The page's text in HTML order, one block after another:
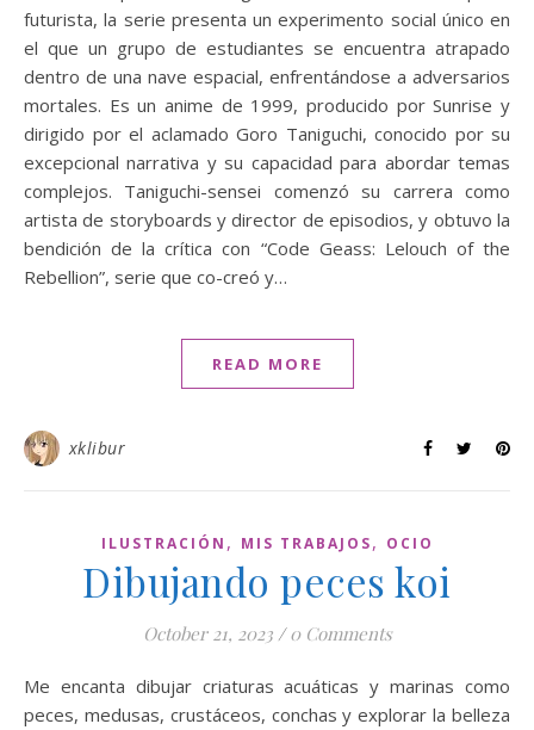
futurista, la serie presenta un experimento social único en
el que un grupo de estudiantes se encuentra atrapado
dentro de una nave espacial, enfrentándose a adversarios
mortales. Es un anime de 1999, producido por Sunrise y
dirigido por el aclamado Goro Taniguchi, conocido por su
excepcional narrativa y su capacidad para abordar temas
complejos. Taniguchi-sensei comenzó su carrera como
artista de storyboards y director de episodios, y obtuvo la
bendición de la crítica con “Code Geass: Lelouch of the
Rebellion”, serie que co-creó y…
READ MORE
xklibur
ILUSTRACIÓN , MIS TRABAJOS, OCIO
Dibujando peces koi
October 21, 2023 / 0 Comments
Me encanta dibujar criaturas acuáticas y marinas como
peces, medusas, crustáceos, conchas y explorar la belleza